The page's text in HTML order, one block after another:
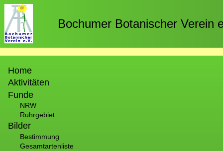
Direkt
zum
Inhalt
Bochumer Botanischer Verein
Home
Aktivitäten
Funde
NRW
Ruhrgebiet
Bilder
Bestimmung
Gesamtartenliste